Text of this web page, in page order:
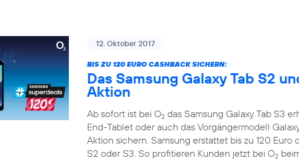
12. Oktober 2017
BIS ZU 120 EURO CASHBACK SICHERN:
Das Samsung Galaxy Tab S2
Aktion
Ab sofort ist bei O2 das Samsung Galaxy Tab S3
End-Tablet oder auch das Vorgängermodell
Aktion sichern. Samsung erstattet bis zu 120 Euro
S2 oder S3. So profitieren Kunden jetzt bei O2